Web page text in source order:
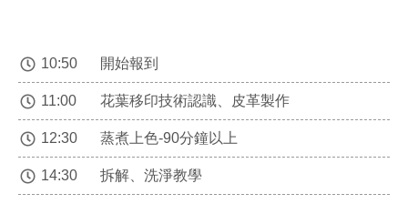
10:50 開始報到
11:00 花葉移印技術認識、皮革製作
12:30 蒸煮上色-90分鐘以上
14:30 拆解、洗淨教學